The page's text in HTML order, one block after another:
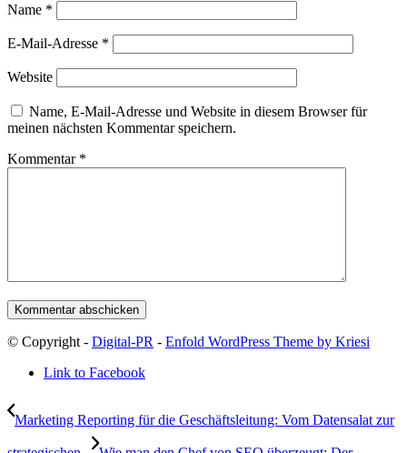
Name *
E-Mail-Adresse *
Website
Name, E-Mail-Adresse und Website in diesem Browser für
meinen nächsten Kommentar speichern.
Kommentar *
© Copyright - Digital-PR - Enfold WordPress Theme by Kriesi
Link to Facebook
Marketing Reporting für die Geschäftsleitung: Vom Datensalat zur